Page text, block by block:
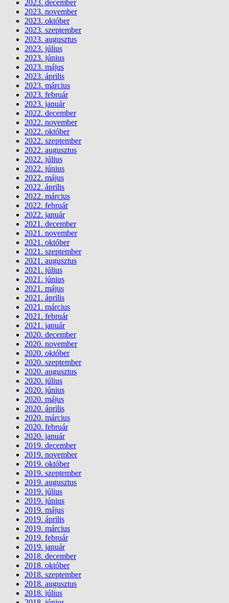
2023. december
2023. november
2023. október
2023. szeptember
2023. augusztus
2023. július
2023. június
2023. május
2023. április
2023. március
2023. február
2023. január
2022. december
2022. november
2022. október
2022. szeptember
2022. augusztus
2022. július
2022. június
2022. május
2022. április
2022. március
2022. február
2022. január
2021. december
2021. november
2021. október
2021. szeptember
2021. augusztus
2021. július
2021. június
2021. május
2021. április
2021. március
2021. február
2021. január
2020. december
2020. november
2020. október
2020. szeptember
2020. augusztus
2020. július
2020. június
2020. május
2020. április
2020. március
2020. február
2020. január
2019. december
2019. november
2019. október
2019. szeptember
2019. augusztus
2019. július
2019. június
2019. május
2019. április
2019. március
2019. február
2019. január
2018. december
2018. október
2018. szeptember
2018. augusztus
2018. július